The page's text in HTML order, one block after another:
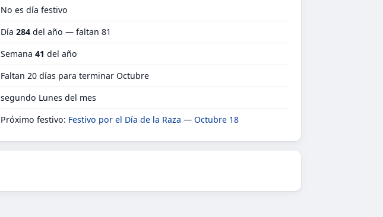
No es día festivo
Día 284 del año — faltan 81
Semana 41 del año
Faltan 20 días para terminar Octubre
segundo Lunes del mes
Próximo festivo: Festivo por el Día de la Raza — Octubre 18